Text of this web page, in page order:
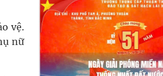
vệ.
nữ